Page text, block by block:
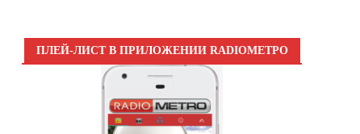
ПЛЕЙ-ЛИСТ В ПРИЛОЖЕНИИ RADIOМЕТРО